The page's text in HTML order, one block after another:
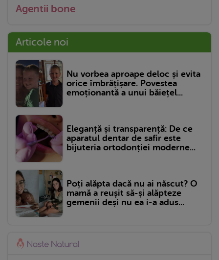
Agentii bone
Articole noi
Nu vorbea aproape deloc și evita
orice îmbrățișare. Povestea
emoționantă a unui băiețel...
Eleganță și transparență: De ce
aparatul dentar de safir este
bijuteria ortodonției moderne...
Poți alăpta dacă nu ai născut? O
mamă a reușit să-și alăpteze
gemenii deși nu ea i-a adus...